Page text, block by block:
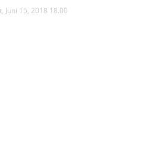
Juni 15, 2018 18.00